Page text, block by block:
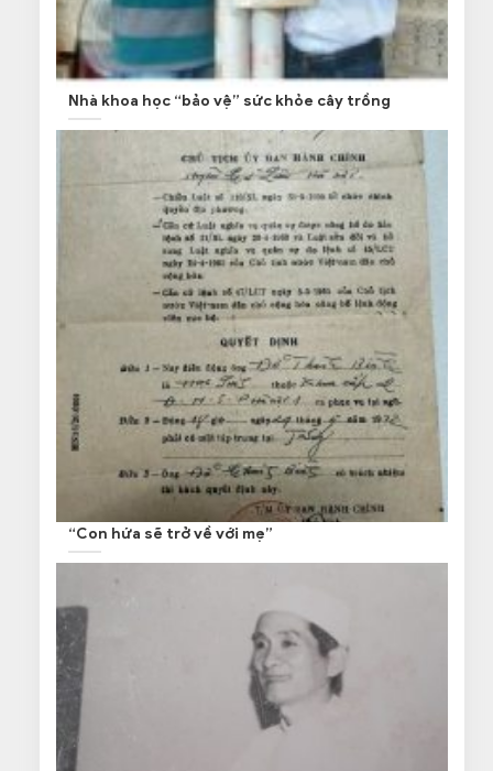
Nhà khoa học “bảo vệ” sức khỏe cây trồng
“Con hứa sẽ trở về với mẹ”